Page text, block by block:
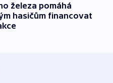
železa pomáhá
hasičům financovat